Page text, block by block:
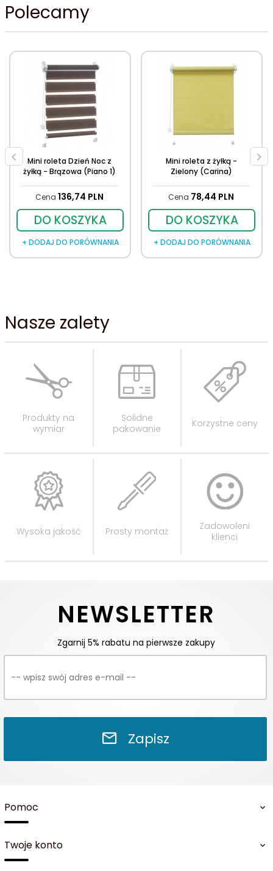
Polecamy
Mini roleta Dzień Noc z
żyłką - Brązowa (Piano 1)
Cena 136,74 PLN
DO KOSZYKA
+ DODAJ DO PORÓWNANIA
Mini roleta z żyłką -
Zielony (Carina)
Cena 78,44 PLN
DO KOSZYKA
+ DODAJ DO PORÓWNANIA
Nasze zalety
Produkty na
wymiar
Solidne
pakowanie
Korzystne ceny
Wysoka jakość Prosty montaż
Zadowoleni
klienci
NEWSLETTER
Zgarnij 5% rabatu na pierwsze zakupy
Zapisz
Pomoc
Twoje konto